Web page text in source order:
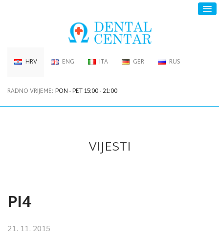
HRV ENG ITA GER RUS
RADNO VRIJEME: PON - PET 15:00 - 21:00
VIJESTI
PI4
21. 11. 2015